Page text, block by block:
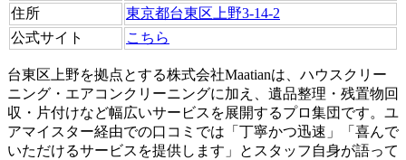
住所
東京都台東区上野3-14-2
公式サイト
こちら
台東区上野を拠点とする株式会社Maatianは、ハウスクリー
ニング・エアコンクリーニングに加え、遺品整理・残置物回
収・片付けなど幅広いサービスを展開するプロ集団です。ユ
アマイスター経由での口コミでは「丁寧かつ迅速」「喜んで
いただけるサービスを提供します」とスタッフ自身が語って